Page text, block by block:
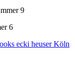
9
6
ecki heuser Köln